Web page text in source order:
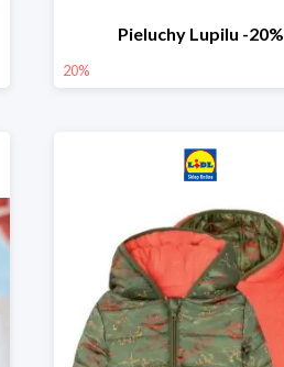
Pieluchy Lupilu -20%
20%